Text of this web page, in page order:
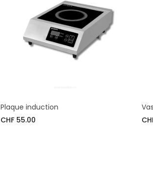
Plaque induction
CHF 55.00